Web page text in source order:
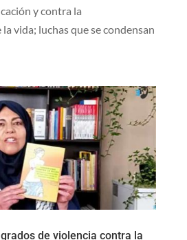
y contra la
vida; luchas que se condensan
de violencia contra la